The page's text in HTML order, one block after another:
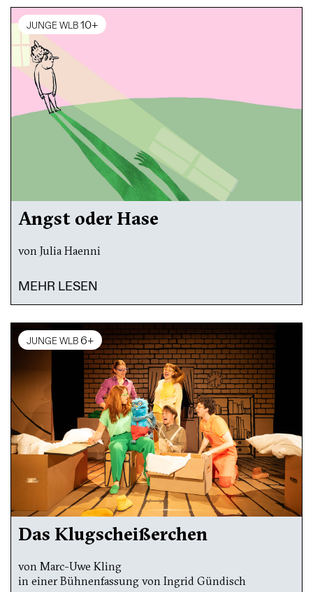
JUNGE WLB10+
Angst oder Hase
von Julia Haenni
MEHR LESEN
JUNGE WLB 6+
Das Klugscheißerchen
von Marc-Uwe Kling
in einer Bühnenfassung von Ingrid Gündisch